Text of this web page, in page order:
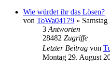
Wie würdet ihr das Lösen?
von ToWa04179 »
3 Antworten
28482 Zugriffe
Letzter Beitrag von
Montag 29. August